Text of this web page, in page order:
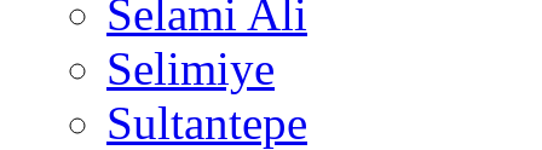
Selami Ali
Selimiye
Sultantepe